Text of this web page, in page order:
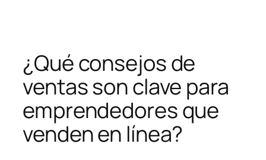
contenido
¿Qué consejos de
ventas son clave para
emprendedores que
venden en línea?